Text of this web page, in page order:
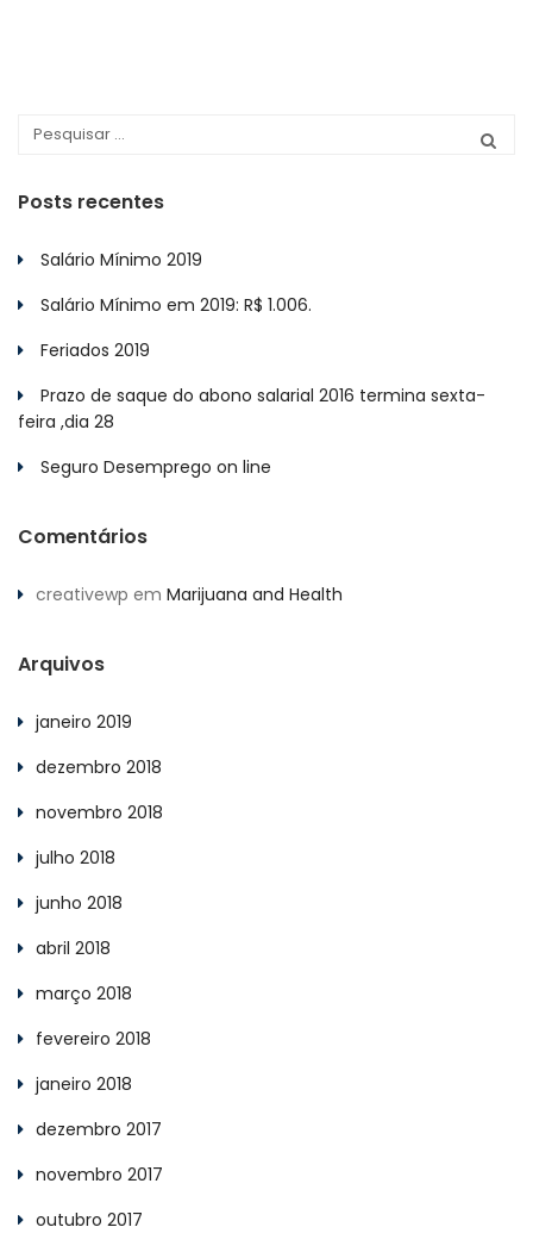
Posts recentes
Salário Mínimo 2019
Salário Mínimo em 2019: R$ 1.006.
Feriados 2019
Prazo de saque do abono salarial 2016 termina sexta-
feira ,dia 28
Seguro Desemprego on line
Comentários
creativewp em Marijuana and Health
Arquivos
janeiro 2019
dezembro 2018
novembro 2018
julho 2018
junho 2018
abril 2018
março 2018
fevereiro 2018
janeiro 2018
dezembro 2017
novembro 2017
outubro 2017